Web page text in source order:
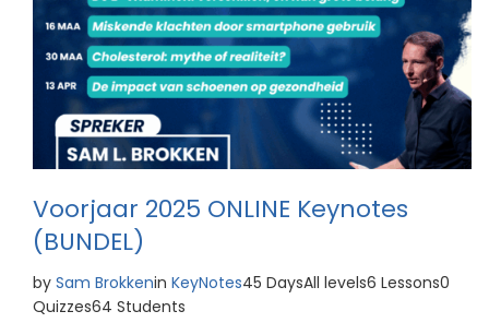
Voorjaar 2025 ONLINE Keynotes
(BUNDEL)
by Sam Brokkenin KeyNotes45 DaysAll levels6 Lessons0
Quizzes64 Students